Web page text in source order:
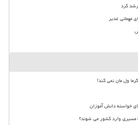
مهمانی غدیر
ول مان نمی کند!
خواسته دانش آموزان
مسیری وارد کشور می شوند؟